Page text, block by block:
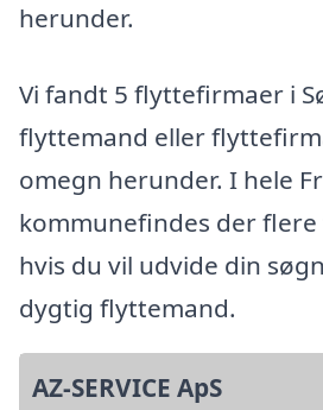
herunder.
Vi fandt 5 flyttefirmaer i
flyttemand eller
omegn herunder. I hele
kommunefindes der
hvis du vil udvide din
dygtig flyttemand.
AZ-SERVICE ApS